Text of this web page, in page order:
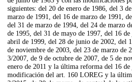
siguientes: del 20 de enero de 1986, del 3
marzo de 1991, del 16 de marzo de 1991,
del 31 de marzo de 1994, del 24 de marzo
de 1995, del 31 de mayo de 1997, del 16
abril de 1999, del 28 de junio de 2002, del
de noviembre de 2003, del 23 de marzo de
3/2007, de 9 de octubre de 2007, de 5 de
enero de 2011 y la última reforma del 16
modificación del art. 160 LOREG y la